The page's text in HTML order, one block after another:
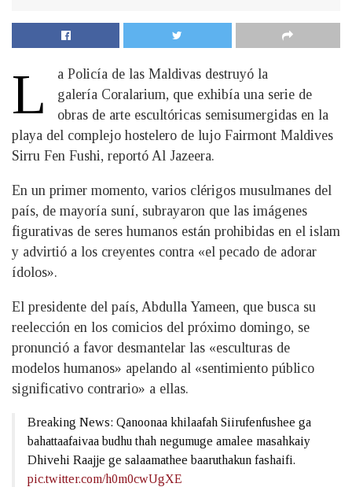
L
a Policía de las Maldivas destruyó la
galería Coralarium, que exhibía una serie de
obras de arte escultóricas semisumergidas en la
playa del complejo hostelero de lujo Fairmont Maldives
Sirru Fen Fushi, reportó Al Jazeera.
En un primer momento, varios clérigos musulmanes del
país, de mayoría suní, subrayaron que las imágenes
figurativas de seres humanos están prohibidas en el islam
y advirtió a los creyentes contra «el pecado de adorar
ídolos».
El presidente del país, Abdulla Yameen, que busca su
reelección en los comicios del próximo domingo, se
pronunció a favor desmantelar las «esculturas de
modelos humanos» apelando al «sentimiento público
significativo contrario» a ellas.
Breaking News: Qanoonaa khilaafah Siirufenfushee ga
bahattaafaivaa budhu thah negumuge amalee masahkaiy
Dhivehi Raajje ge salaamathee baaruthakun fashaifi.
pic.twitter.com/h0m0cwUgXE